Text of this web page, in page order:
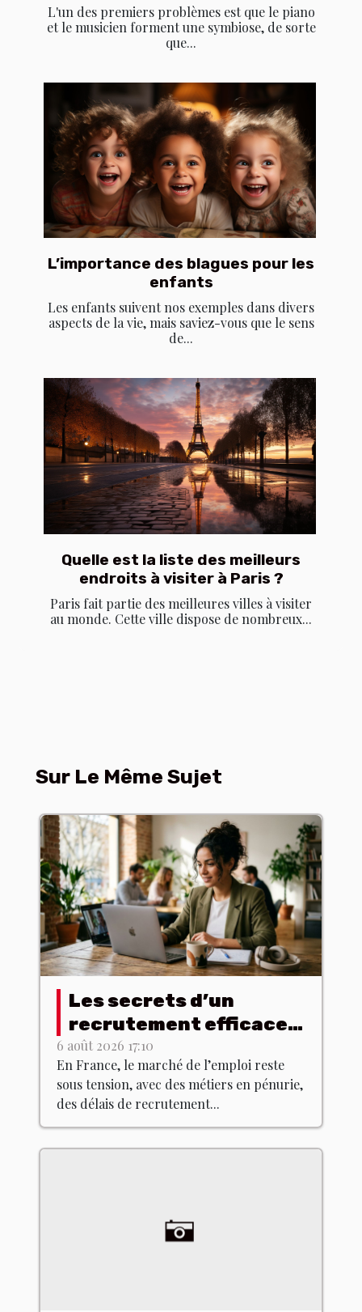
L'un des premiers problèmes est que le piano
et le musicien forment une symbiose, de sorte
que...
L’importance des blagues pour les
enfants
Les enfants suivent nos exemples dans divers
aspects de la vie, mais saviez-vous que le sens
de...
Quelle est la liste des meilleurs
endroits à visiter à Paris ?
Paris fait partie des meilleures villes à visiter
au monde. Cette ville dispose de nombreux...
Sur Le Même Sujet
Les secrets d’un
recrutement efficace à
l’ère du digital
6 août 2026 17:10
En France, le marché de l’emploi reste
sous tension, avec des métiers en pénurie,
des délais de recrutement...